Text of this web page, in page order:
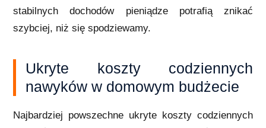
stabilnych dochodów pieniądze potrafią znikać
szybciej, niż się spodziewamy.
Ukryte koszty codziennych
nawyków w domowym budżecie
Najbardziej powszechne ukryte koszty codziennych